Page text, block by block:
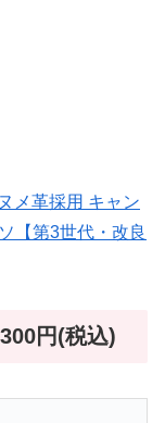
メ革採用 キャン
【第3世代・改良
円(税込)